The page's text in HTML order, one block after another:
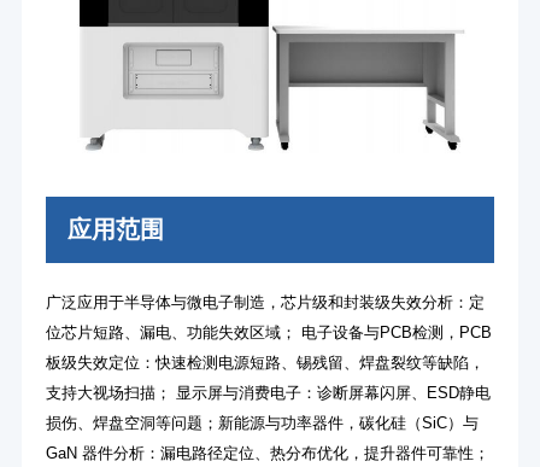
应用范围
广泛应用于半导体与微电子制造，芯片级和封装级失效分析：定
位芯片短路、漏电、功能失效区域； 电子设备与PCB检测，PCB
板级失效定位：快速检测电源短路、锡残留、焊盘裂纹等缺陷，
支持大视场扫描； 显示屏与消费电子：诊断屏幕闪屏、ESD静电
损伤、焊盘空洞等问题；新能源与功率器件，碳化硅（SiC）与
GaN 器件分析：漏电路径定位、热分布优化，提升器件可靠性；